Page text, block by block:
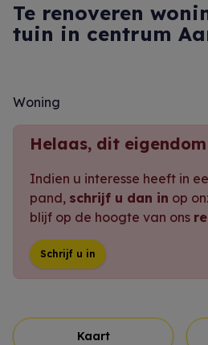
Te renoveren
tuin in centrum
Woning
Helaas, dit
Indien u interesse heeft in
pand, schrijf u dan in op
blijf op de hoogte van ons
Schrijf u in
Kaart